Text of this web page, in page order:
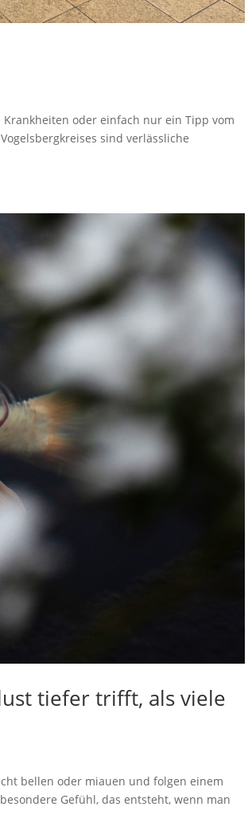
Krankheiten oder einfach nur ein Tipp vom
sind verlässliche
tiefer trifft, als viele
bellen oder miauen und folgen einem
Gefühl, das entsteht, wenn man